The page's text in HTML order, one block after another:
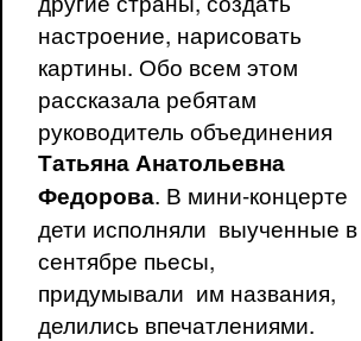
настроение, нарисовать
картины. Обо всем этом
рассказала ребятам
руководитель объединения
Татьяна Анатольевна
Федорова. В мини-концерте
дети исполняли выученные в
сентябре пьесы,
придумывали им названия,
делились впечатлениями.